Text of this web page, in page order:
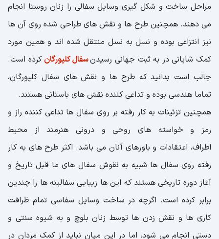
مراحل ساخت و شکل گیری وسایل سفالی را زنان روستا انجام
می دهند. همچنین طرح ها و نقش های طراحی شده روی آن ها
نیز انتزاعی بوده و نسل به نسل منتقل شده اند و همین مورد
کمک شایانی در به ثبت جهانی رسیدنسفال کلپورگان کرده است.
جالب است بدانید که طرح ‌ها و نقش ‌های سفال کلپورگان،
تماما هندسی بوده و تداعی کننده نقش ‌های باستانی هستند.
همچنین تزئینات به کار رفته بر روی سفال ها تداعی کننده راز و
رمز و خواسته ‌های روحی و درونی هنرمند از محیط
اطراف، اعتقادات و باورهای آنان می باشد. ا‌کثر طرح های به کار
رفته روی سفال ها شبیه به نقوش سفال ‌های ما قبل تاریخ و
آغاز دوره تاریخی هستند که این ها زیبایی سفالینه ها را چندین
برابر کرده است. اگرچه در ساخت وسایل سفاسی تمام ظرافت
کاری ها و نقش زدن ها توسط زنان بلوچ و به شیوه سنتی و
دستی انجام می شود، اما در این میان نباید از کمک مردان در